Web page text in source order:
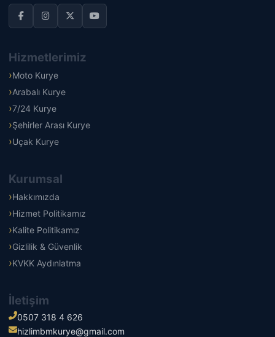
Hizmetlerimiz
Moto Kurye
Arabalı Kurye
7/24 Kurye
Şehirler Arası Kurye
Uçak Kurye
Kurumsal
Hakkımızda
Hizmet Politikamız
Kalite Politikamız
Gizlilik & Güvenlik
KVKK Aydınlatma
İletişim
0507 318 4 626
hizlimbmkurye@gmail.com